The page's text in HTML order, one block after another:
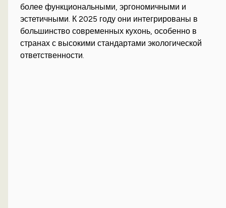
более функциональными, эргономичными и
эстетичными. К 2025 году они интегрированы в
большинство современных кухонь, особенно в
странах с высокими стандартами экологической
ответственности.